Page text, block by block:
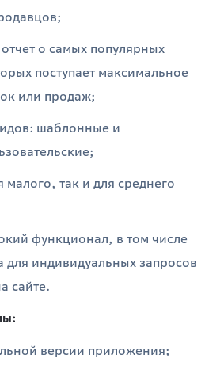
о самых популярных
поступает максимальное
или продаж;
шаблонные и
малого, так и для среднего
функционал, в том числе
для индивидуальных запросов
сайте.
версии приложения;